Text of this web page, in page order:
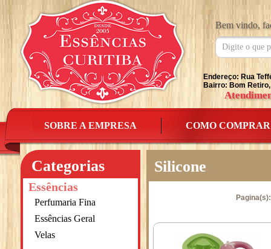
SOBRE A EMPRESA COMO COMPRAR
Bem vindo,
Endereço: Rua
Bairro: Bom
Categorias
Essências
Perfumaria Fina
Essências Geral
Velas
Silicone
Pagina(s):